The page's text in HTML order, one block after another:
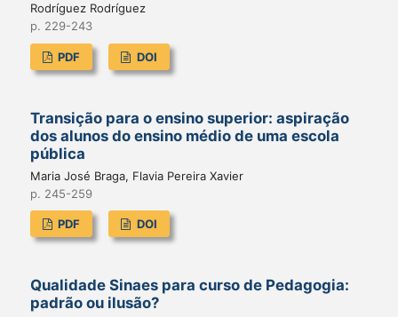
Rodríguez Rodríguez
p. 229-243
PDF DOI
Transição para o ensino superior: aspiração
dos alunos do ensino médio de uma escola
pública
Maria José Braga, Flavia Pereira Xavier
p. 245-259
PDF DOI
Qualidade Sinaes para curso de Pedagogia:
padrão ou ilusão?